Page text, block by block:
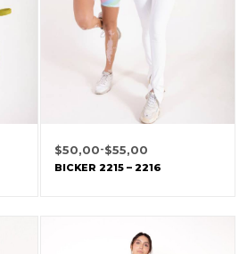
$50,00-$55,00
BICKER 2215 – 2216